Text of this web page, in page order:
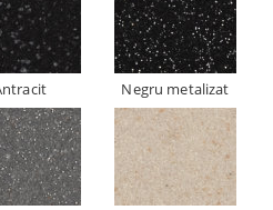
Negru metalizat